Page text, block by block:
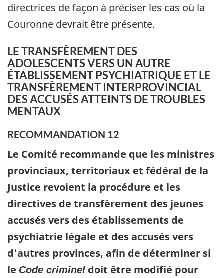
directrices de façon à préciser les cas où la
Couronne devrait être présente.
LE TRANSFÈREMENT DES
ADOLESCENTS VERS UN AUTRE
ÉTABLISSEMENT PSYCHIATRIQUE ET LE
TRANSFÈREMENT INTERPROVINCIAL
DES ACCUSÉS ATTEINTS DE TROUBLES
MENTAUX
RECOMMANDATION 12
Le Comité recommande que les ministres
provinciaux, territoriaux et fédéral de la
Justice revoient la procédure et les
directives de transfèrement des jeunes
accusés vers des établissements de
psychiatrie légale et des accusés vers
d'autres provinces, afin de déterminer si
le Code criminel doit être modifié pour